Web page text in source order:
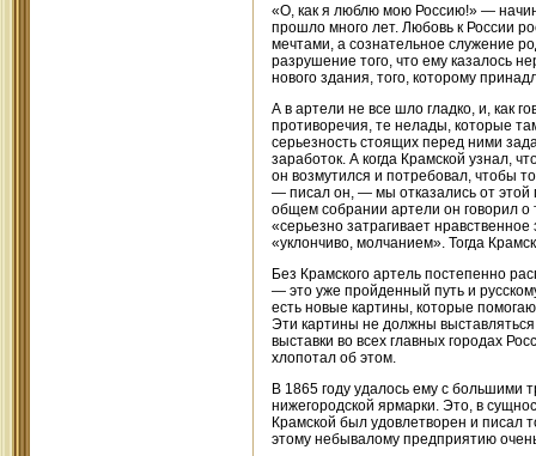
«О, как я люблю мою Россию!» —
прошло много лет. Любовь к России
мечтами, а сознательное служение
разрушение того, что ему казалось
нового здания, того, которому
А в артели не все шло гладко, и, как
противоречия, те нелады, которые
серьезность стоящих перед ними
заработок. А когда Крамской узнал,
он возмутился и потребовал, чтобы
— писал он, — мы отказались от этой
общем собрании артели он говорил о
«серьезно затрагивает
«уклончиво, молчанием». Тогда
Без Крамского артель постепенно
— это уже пройденный путь и
есть новые картины, которые
Эти картины не должны
выставки во всех главных городах
хлопотал об этом.
В 1865 году удалось ему с большими
нижегородской ярмарки. Это, в
Крамской был удовлетворен и писал
этому небывалому предприятию